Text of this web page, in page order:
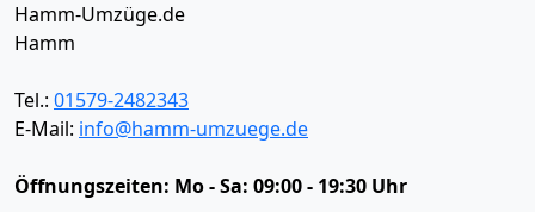
Hamm-Umzüge.de
Hamm
Tel.: 01579-2482343
E-Mail: info@hamm-umzuege.de
Öffnungszeiten: Mo - Sa: 09:00 - 19:30 Uhr